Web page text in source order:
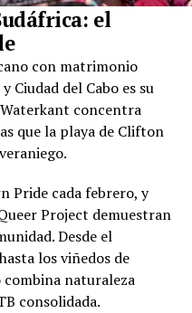
el
con matrimonio
del Cabo es su
concentra
que la playa de Clifton
Pride cada febrero, y
Project demuestran
Desde el
los viñedos de
combina naturaleza
consolidada.